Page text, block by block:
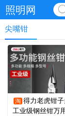
照明网
尖嘴钳
淘 得力老虎钳
工业级钢丝钳万